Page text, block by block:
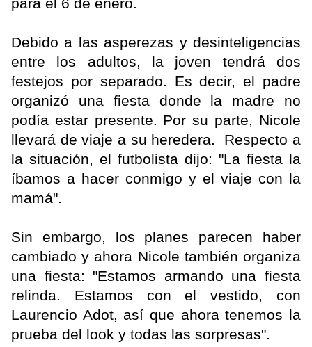
Debido a las asperezas y desinteligencias
entre los adultos, la joven tendrá dos
festejos por separado. Es decir, el padre
organizó una fiesta donde la madre no
podía estar presente. Por su parte, Nicole
llevará de viaje a su heredera. Respecto a
la situación, el futbolista dijo: "La fiesta la
íbamos a hacer conmigo y el viaje con la
mamá".
Sin embargo, los planes parecen haber
cambiado y ahora Nicole también organiza
una fiesta: "Estamos armando una fiesta
relinda. Estamos con el vestido, con
Laurencio Adot, así que ahora tenemos la
prueba del look y todas las sorpresas".